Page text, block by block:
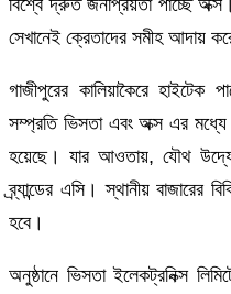
বিশ্বে দ্রুত জনপ্রিয়তা পাচ্ছে
সেখানেই ক্রেতাদের সমীহ আদায়
গাজীপুরের কালিয়াকৈরে হাইটেক
সম্প্রতি ভিসতা এবং অক্স এর
হয়েছে। যার আওতায়, যৌথ
ব্র্যান্ডের এসি। স্থানীয় বাজারের
হবে।
অনুষ্ঠানে ভিসতা ইলেকট্রনিক্স